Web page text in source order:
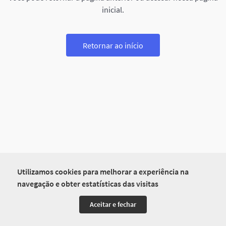
Utilizamos cookies para melhorar a experiência na
navegação e obter estatísticas das visitas
Aceitar e fechar
inicial.
Retornar ao início